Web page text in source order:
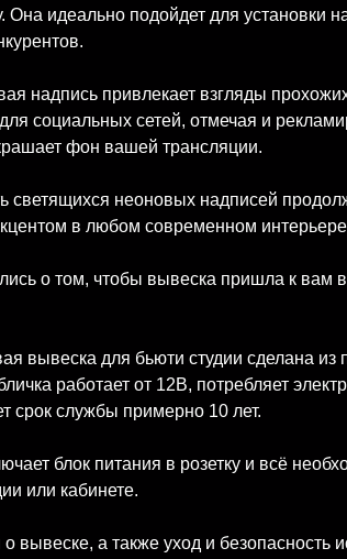
Она идеально подойдет для установки
надпись привлекает взгляды
социальных сетей, отмечая и
фон вашей трансляции.
светящихся неоновых надписей
в любом современном
о том, чтобы вывеска пришла к вам
вывеска для бьюти студии сделана из
работает от 12В, потребляет
срок службы примерно 10 лет.
блок питания в розетку и всё
или кабинете.
вывеске, а также уход и безопасность